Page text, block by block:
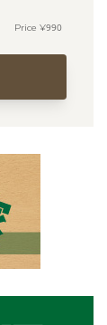
990